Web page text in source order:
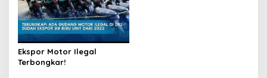
Ekspor Motor Ilegal
Terbongkar!